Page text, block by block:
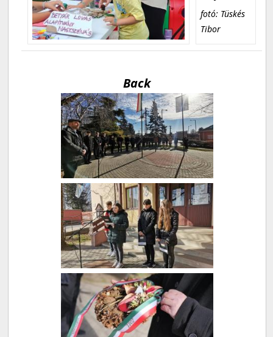
fotó: Tüskés
Tibor
Back